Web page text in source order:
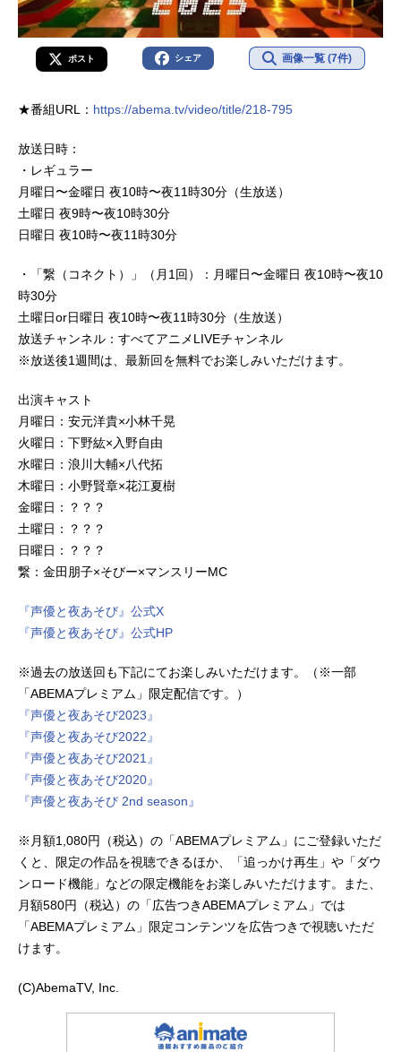
ポスト シェア 画像一覧 (7件)
★番組URL： https://abema.tv/video/title/218-795
放送日時：
・レギュラー
月曜日〜金曜日 夜10時〜夜11時30分（生放送）
土曜日 夜9時〜夜10時30分
日曜日 夜10時〜夜11時30分
・「繋（コネクト）」（月1回）：月曜日〜金曜日 夜10時〜夜10
時30分
土曜日or日曜日 夜10時〜夜11時30分（生放送）
放送チャンネル：すべてアニメLIVEチャンネル
※放送後1週間は、最新回を無料でお楽しみいただけます。
出演キャスト
月曜日：安元洋貴×小林千晃
火曜日：下野紘×入野自由
水曜日：浪川大輔×八代拓
木曜日：小野賢章×花江夏樹
金曜日：？？？
土曜日：？？？
日曜日：？？？
繋：金田朋子×そびー×マンスリーMC
『声優と夜あそび』公式X
『声優と夜あそび』公式HP
※過去の放送回も下記にてお楽しみいただけます。（※一部
「ABEMAプレミアム」限定配信です。）
『声優と夜あそび2023』
『声優と夜あそび2022』
『声優と夜あそび2021』
『声優と夜あそび2020』
『声優と夜あそび 2nd season』
※月額1,080円（税込）の「ABEMAプレミアム」にご登録いただ
くと、限定の作品を視聴できるほか、「追っかけ再生」や「ダウ
ンロード機能」などの限定機能をお楽しみいただけます。また、
月額580円（税込）の「広告つきABEMAプレミアム」では
「ABEMAプレミアム」限定コンテンツを広告つきで視聴いただ
けます。
(C)AbemaTV, Inc.